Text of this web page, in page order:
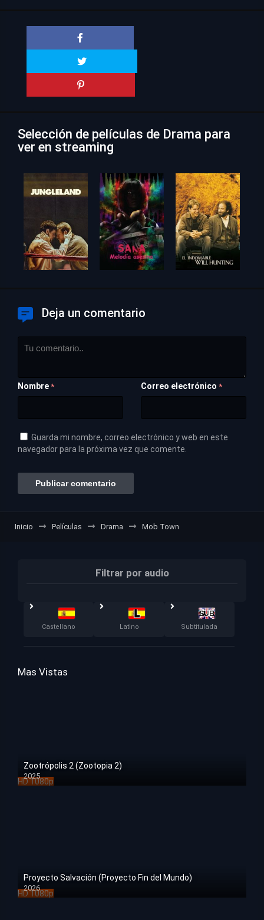
Selección de películas de Drama para
ver en streaming
Deja un comentario
Nombre * Correo electrónico *
Guarda mi nombre, correo electrónico y web en este
navegador para la próxima vez que comente.
Inicio Películas Drama Mob Town
Filtrar por audio
Castellano Latino Subtitulada
Mas Vistas
Zootrópolis 2 (Zootopia 2)
2025
HD 1080p
Proyecto Salvación (Proyecto Fin del Mundo)
2026
HD 1080p